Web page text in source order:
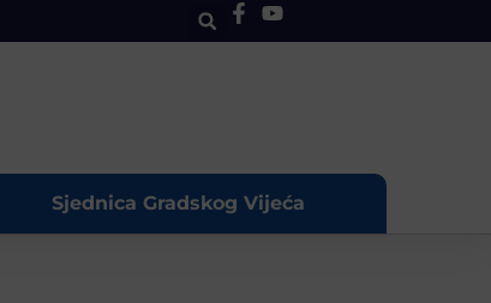
Sjednica Gradskog Vijeća